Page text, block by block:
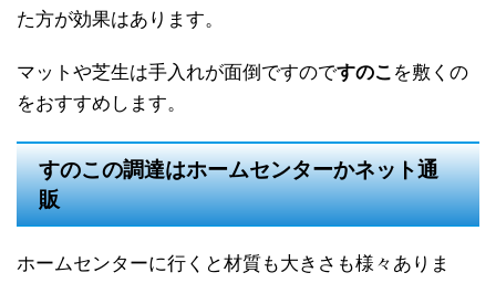
た方が効果はあります。
マットや芝生は手入れが面倒ですのですのこ を敷くの
をおすすめします。
すのこの調達はホームセンターかネット通
販
ホームセンターに行くと材質も大きさも様々ありま